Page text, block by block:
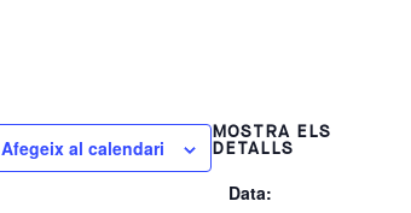
Afegeix al calendari
MOSTRA ELS
DETALLS
Data: